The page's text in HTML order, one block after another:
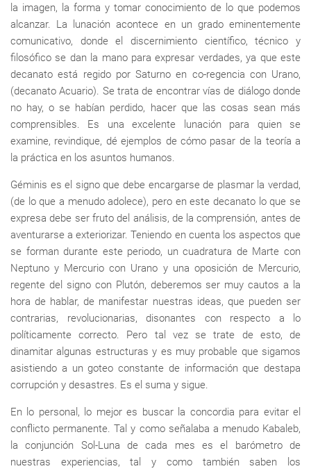
la imagen, la forma y tomar conocimiento de lo que podemos
alcanzar. La lunación acontece en un grado eminentemente
comunicativo, donde el discernimiento científico, técnico y
filosófico se dan la mano para expresar verdades, ya que este
decanato está regido por Saturno en co-regencia con Urano,
(decanato Acuario). Se trata de encontrar vías de diálogo donde
no hay, o se habían perdido, hacer que las cosas sean más
comprensibles. Es una excelente lunación para quien se
examine, revindique, dé ejemplos de cómo pasar de la teoría a
la práctica en los asuntos humanos.
Géminis es el signo que debe encargarse de plasmar la verdad,
(de lo que a menudo adolece), pero en este decanato lo que se
expresa debe ser fruto del análisis, de la comprensión, antes de
aventurarse a exteriorizar. Teniendo en cuenta los aspectos que
se forman durante este periodo, un cuadratura de Marte con
Neptuno y Mercurio con Urano y una oposición de Mercurio,
regente del signo con Plutón, deberemos ser muy cautos a la
hora de hablar, de manifestar nuestras ideas, que pueden ser
contrarias, revolucionarias, disonantes con respecto a lo
políticamente correcto. Pero tal vez se trate de esto, de
dinamitar algunas estructuras y es muy probable que sigamos
asistiendo a un goteo constante de información que destapa
corrupción y desastres. Es el suma y sigue.
En lo personal, lo mejor es buscar la concordia para evitar el
conflicto permanente. Tal y como señalaba a menudo Kabaleb,
la conjunción Sol-Luna de cada mes es el barómetro de
nuestras experiencias, tal y como también saben los